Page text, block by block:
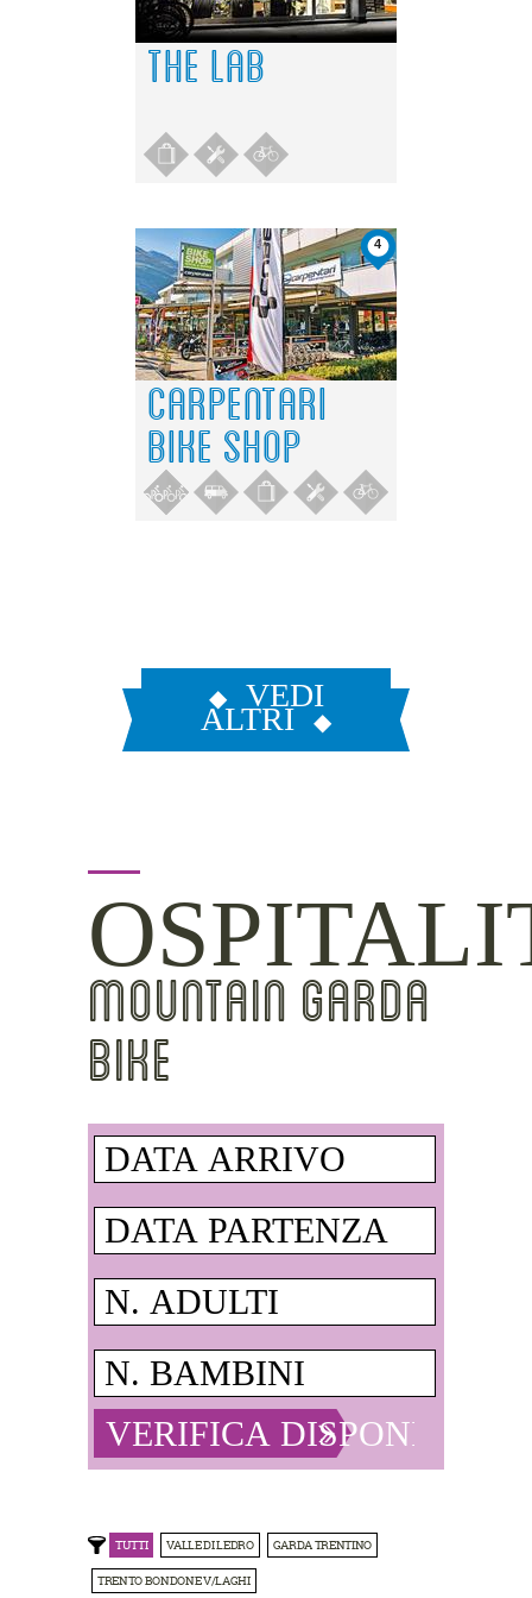
THE LAB
4
CARPENTARI
BIKE SHOP
VEDI
ALTRI
MOUNTAIN GARDA
BIKE
TUTTI VALLE DI LEDRO GARDA TRENTINO
TRENTO BONDONE V/LAGHI